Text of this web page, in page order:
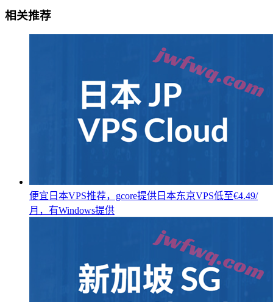
相关推荐
便宜日本VPS推荐，gcore提供日本东京VPS低至€4.49/
月，有Windows提供